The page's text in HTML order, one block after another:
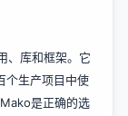
、库和框架。它
个生产项目中使
是正确的选